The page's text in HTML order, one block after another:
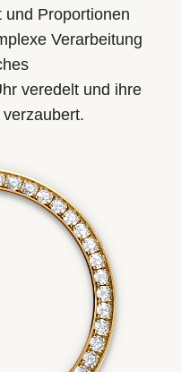
Proportionen
Verarbeitung
veredelt und ihre